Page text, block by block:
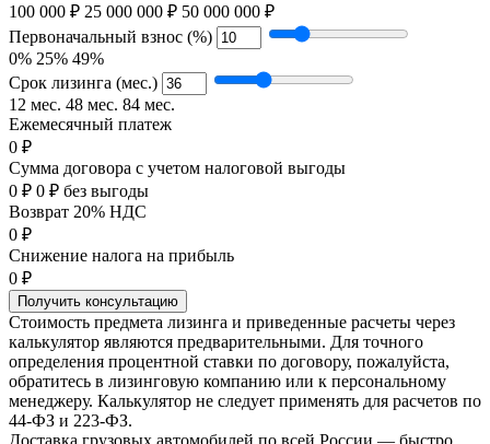
100 000 ₽ 25 000 000 ₽ 50 000 000 ₽
Первоначальный взнос (%)
0% 25% 49%
Срок лизинга (мес.)
12 мес. 48 мес. 84 мес.
Ежемесячный платеж
0 ₽
Сумма договора с учетом налоговой выгоды
0 ₽ 0 ₽ без выгоды
Возврат 20% НДС
0 ₽
Снижение налога на прибыль
0 ₽
Получить консультацию
Стоимость предмета лизинга и приведенные расчеты через
калькулятор являются предварительными. Для точного
определения процентной ставки по договору, пожалуйста,
обратитесь в лизинговую компанию или к персональному
менеджеру. Калькулятор не следует применять для расчетов по
44-ФЗ и 223-ФЗ.
Доставка грузовых автомобилей по всей России — быстро,